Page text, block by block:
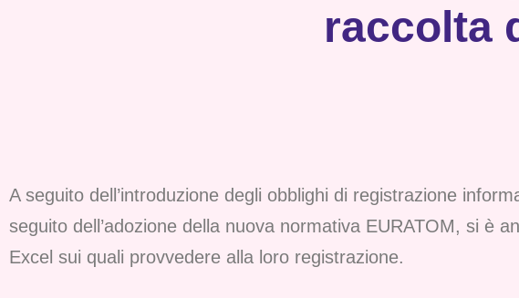
raccolta
A seguito dell’introduzione degli obblighi di registrazione
seguito dell’adozione della nuova normativa EURATOM, si è
Excel sui quali provvedere alla loro registrazione.